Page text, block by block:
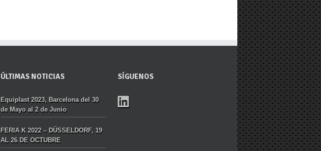
ÚLTIMAS NOTICIAS
Equiplast 2023, Barcelona del 30
de Mayo al 2 de Junio
FERIA K 2022 – DÜSSELDORF, 19
AL 26 DE OCTUBRE
SÍGUENOS